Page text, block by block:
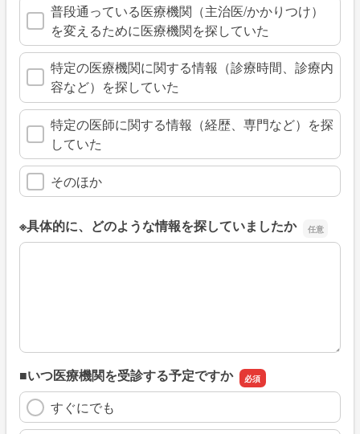
普段通っている医療機関（主治医/かかりつけ）
を変えるために医療機関を探していた
特定の医療機関に関する情報（診療時間、診療内
容など）を探していた
特定の医師に関する情報（経歴、専門など）を探
していた
そのほか
※具体的に、どのような情報を探していましたか
※具体的に、どのような情報を探していましたか
■いつ医療機関を受診する予定ですか
すぐにでも